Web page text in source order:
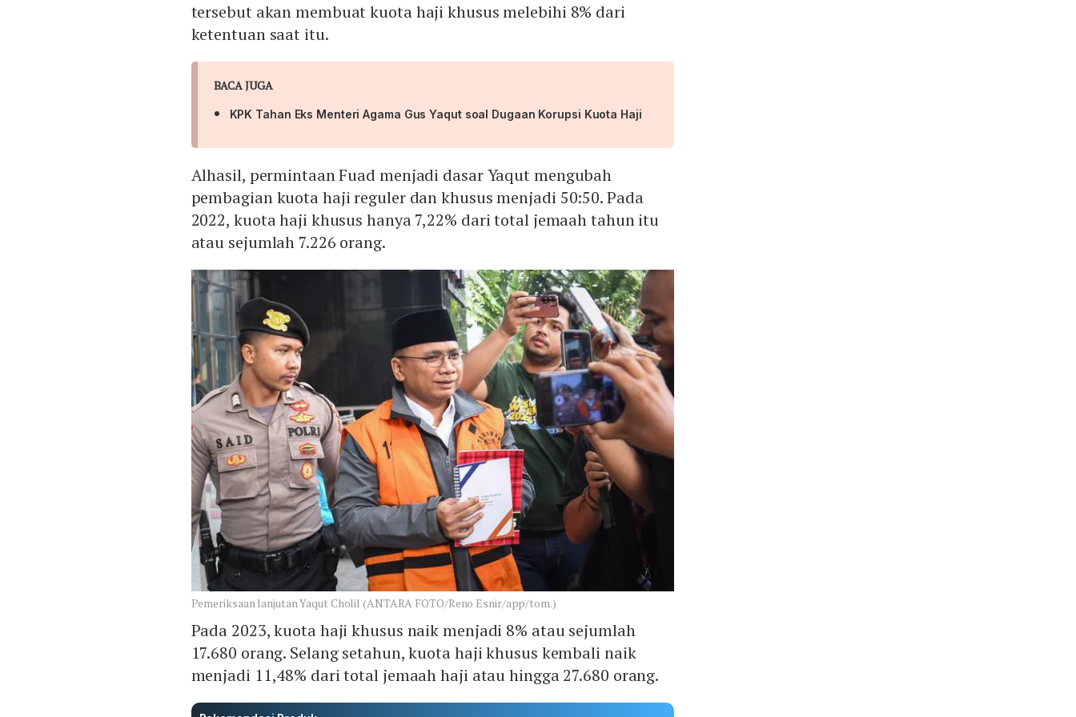
tersebut akan membuat kuota haji khusus melebihi 8% dari
ketentuan saat itu.
BACA JUGA
KPK Tahan Eks Menteri Agama Gus Yaqut soal Dugaan Korupsi Kuota Haji
Alhasil, permintaan Fuad menjadi dasar Yaqut mengubah
pembagian kuota haji reguler dan khusus menjadi 50:50. Pada
2022, kuota haji khusus hanya 7,22% dari total jemaah tahun itu
atau sejumlah 7.226 orang.
Pemeriksaan lanjutan Yaqut Cholil (ANTARA FOTO/Reno Esnir/app/tom.)
Pada 2023, kuota haji khusus naik menjadi 8% atau sejumlah
17.680 orang. Selang setahun, kuota haji khusus kembali naik
menjadi 11,48% dari total jemaah haji atau hingga 27.680 orang.